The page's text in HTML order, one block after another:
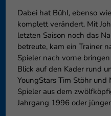
Dabei hat Bühl, ebenso
komplett verändert. Mit
letzten Saison noch das
betreute, kam ein Trainer
Spieler nach vorne
Blick auf den Kader rund
YoungStars Tim Stöhr und
Spieler aus dem
Jahrgang 1996 oder